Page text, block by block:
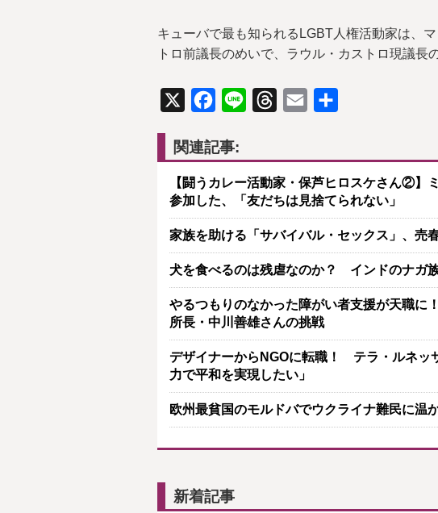
キューバで最も知られるLGBT人権活動家は、
トロ前議長のめいで、ラウル・カストロ現議長
Facebook
Line ThreadsEmail
関連記事:
【闘うカレー活動家・保芦ヒロスケさん②】
参加した、「友だちは見捨てられない」
家族を助ける「サバイバル・セックス」、売
犬を食べるのは残虐なのか？ インドのナガ
やるつもりのなかった障がい者支援が天職
所長・中川善雄さんの挑戦
デザイナーからNGOに転職！ テラ・ルネッ
力で平和を実現したい」
欧州最貧国のモルドバでウクライナ難民に温
新着記事